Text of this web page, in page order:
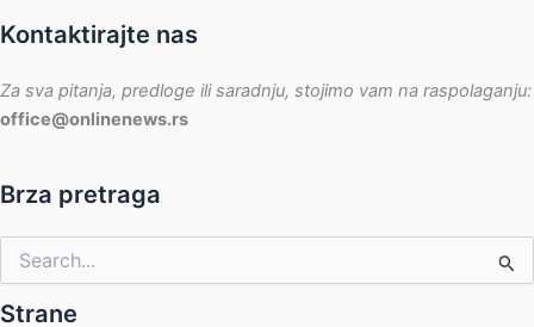
Kontaktirajte nas
Za sva pitanja, predloge ili saradnju, stojimo vam na raspolaganju:
office@onlinenews.rs
Brza pretraga
za:
Strane